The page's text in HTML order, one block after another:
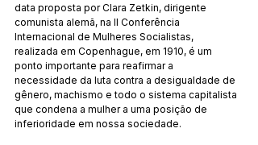
data proposta por Clara Zetkin, dirigente
comunista alemã, na II Conferência
Internacional de Mulheres Socialistas,
realizada em Copenhague, em 1910, é um
ponto importante para reafirmar a
necessidade da luta contra a desigualdade de
gênero, machismo e todo o sistema capitalista
que condena a mulher a uma posição de
inferioridade em nossa sociedade.